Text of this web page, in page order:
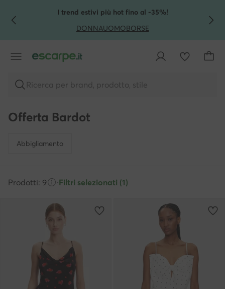
VAI AL CONTENUTO PRINCIPALE
VAI ALLA RICERCAI trend estivi più hot fino al -35%!
DONNAUOMOBORSE
Ricerca per brand, prodotto, stile
Offerta Bardot
Abbigliamento
Prodotti: 9 ·Filtri selezionati (1)